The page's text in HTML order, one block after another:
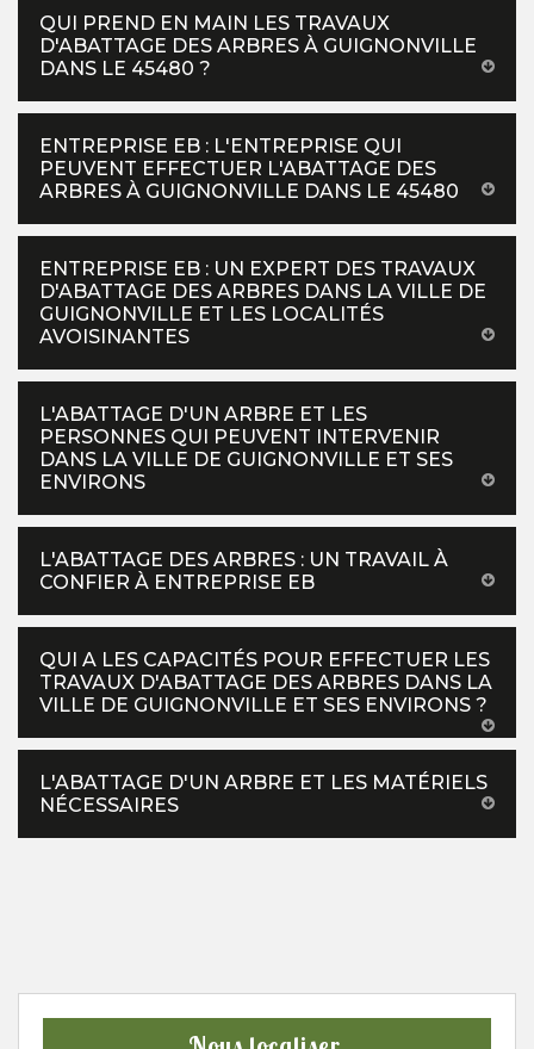
QUI PREND EN MAIN LES TRAVAUX
D'ABATTAGE DES ARBRES À GUIGNONVILLE
DANS LE 45480 ?
ENTREPRISE EB : L'ENTREPRISE QUI
PEUVENT EFFECTUER L'ABATTAGE DES
ARBRES À GUIGNONVILLE DANS LE 45480
ENTREPRISE EB : UN EXPERT DES TRAVAUX
D'ABATTAGE DES ARBRES DANS LA VILLE DE
GUIGNONVILLE ET LES LOCALITÉS
AVOISINANTES
L'ABATTAGE D'UN ARBRE ET LES
PERSONNES QUI PEUVENT INTERVENIR
DANS LA VILLE DE GUIGNONVILLE ET SES
ENVIRONS
L'ABATTAGE DES ARBRES : UN TRAVAIL À
CONFIER À ENTREPRISE EB
QUI A LES CAPACITÉS POUR EFFECTUER LES
TRAVAUX D'ABATTAGE DES ARBRES DANS LA
VILLE DE GUIGNONVILLE ET SES ENVIRONS ?
L'ABATTAGE D'UN ARBRE ET LES MATÉRIELS
NÉCESSAIRES